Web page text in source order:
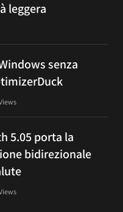
leggera
senza
5.05 porta la
bidirezionale